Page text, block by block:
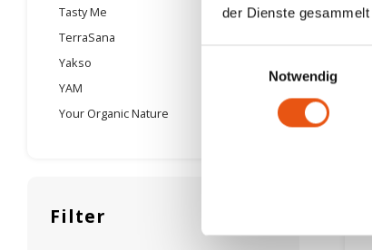
der Dienste gesammelt
Notwendig
Tasty Me
TerraSana
Yakso
YAM
Your Organic Nature
Filter